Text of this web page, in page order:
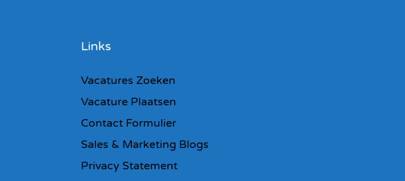
Links
Vacatures Zoeken
Vacature Plaatsen
Contact Formulier
Sales & Marketing Blogs
Privacy Statement